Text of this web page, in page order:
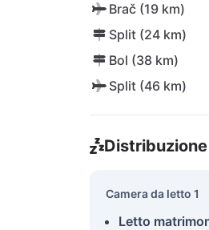
Brač (19 km)
Split (24 km)
Bol (38 km)
Split (46 km)
Camera da letto 1
Letto